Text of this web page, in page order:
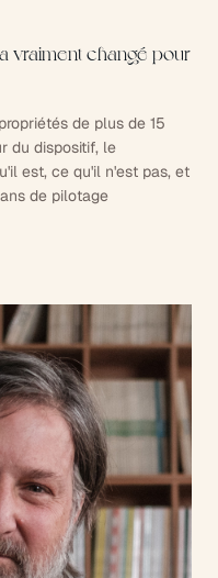
a vraiment changé pour
de plus de 15
du dispositif, le
est, ce qu'il n'est pas, et
de pilotage